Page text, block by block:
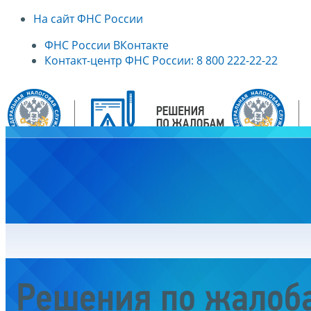
На сайт ФНС России
ФНС России ВКонтакте
Контакт-центр ФНС России: 8 800 222-22-22
Решения по